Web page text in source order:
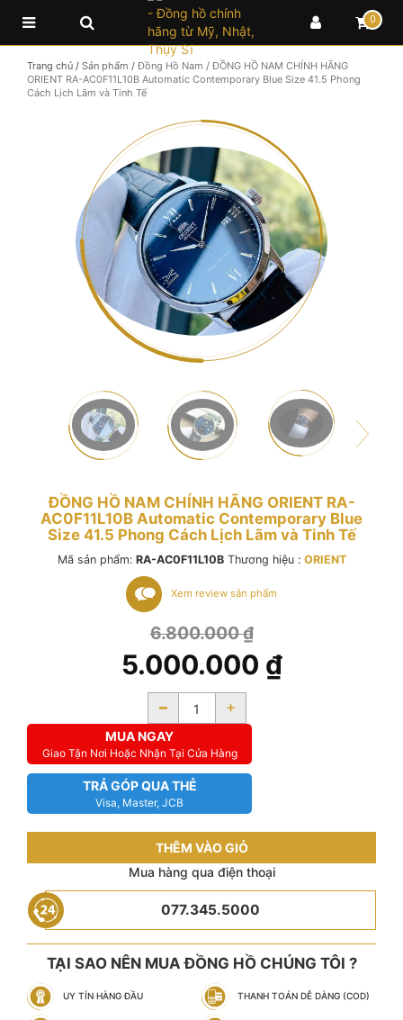
0
Trang chủ / Sản phẩm / Đồng Hồ Nam / ĐỒNG HỒ NAM CHÍNH HÃNG
ORIENT RA-AC0F11L10B Automatic Contemporary Blue Size 41.5 Phong
Cách Lịch Lãm và Tinh Tế
ĐỒNG HỒ NAM CHÍNH HÃNG ORIENT RA-
AC0F11L10B Automatic Contemporary Blue
Size 41.5 Phong Cách Lịch Lãm và Tinh Tế
Mã sản phẩm: RA-AC0F11L10B Thương hiệu : ORIENT
Xem review sản phẩm
6.800.000₫
5.000.000 ₫
- +
MUA NGAY
Giao Tận Nơi Hoặc Nhận Tại Cửa Hàng
TRẢ GÓP QUA THẺ
Visa, Master, JCB
THÊM VÀO GIỎ
Mua hàng qua điện thoại
077.345.5000
TẠI SAO NÊN MUA ĐỒNG HỒ CHÚNG TÔI ?
UY TÍN HÀNG ĐẦU THANH TOÁN DỄ DÀNG (COD)